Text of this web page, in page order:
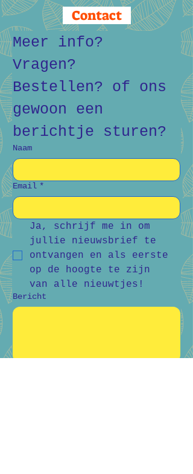
Contact
Meer info?
Vragen?
Bestellen? of ons
gewoon een
berichtje sturen?
Naam
Email *
Ja, schrijf me in om
jullie nieuwsbrief te
ontvangen en als eerste
op de hoogte te zijn
van alle nieuwtjes!
Bericht